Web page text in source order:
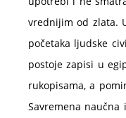
vrednijim od zlata.
početaka ljudske
postoje zapisi u
rukopisama, a
Savremena